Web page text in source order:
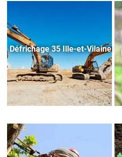
Défrichage 35 Ille-et-Vilaine